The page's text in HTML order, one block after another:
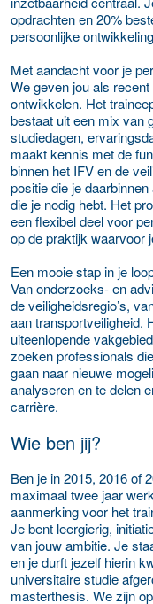
opdrachten en 20%
persoonlijke
Met aandacht voor je
We geven jou als
ontwikkelen. Het
bestaat uit een mix van
studiedagen,
maakt kennis met de
binnen het IFV en de
positie die je
die je nodig hebt. Het
een flexibel deel voor
op de praktijk waarvoor
Een mooie stap in je
Van onderzoeks- en
de veiligheidsregio’s,
aan transportveiligheid.
uiteenlopende
zoeken professionals
gaan naar nieuwe
analyseren en te delen
carrière.
Wie ben jij?
Ben je in 2015, 2016 of
maximaal twee jaar
aanmerking voor het
Je bent leergierig,
van jouw ambitie. Je
en je durft jezelf hierin
universitaire studie
masterthesis. We zijn